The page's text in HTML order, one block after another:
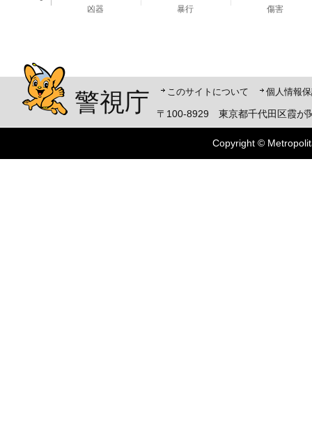
警視庁 このサイトについて 個人情報
〒100-8929 東京都千代田区霞が
Copyright ©